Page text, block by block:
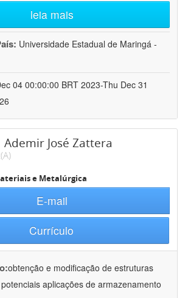
leia mais
Universidade Estadual de Maringá -
04 00:00:00 BRT 2023-Thu Dec 31
Ademir José Zattera
e Metalúrgica
E-mail
Currículo
obtenção e modificação de estruturas
aplicações de armazenamento